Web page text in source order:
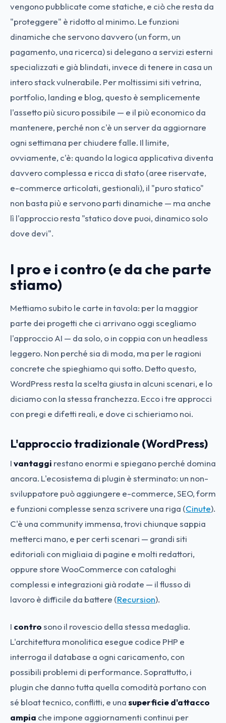
vengono pubblicate come statiche, e ciò che resta da
"proteggere" è ridotto al minimo. Le funzioni
dinamiche che servono davvero (un form, un
pagamento, una ricerca) si delegano a servizi esterni
specializzati e già blindati, invece di tenere in casa un
intero stack vulnerabile. Per moltissimi siti vetrina,
portfolio, landing e blog, questo è semplicemente
l'assetto più sicuro possibile — e il più economico da
mantenere, perché non c'è un server da aggiornare
ogni settimana per chiudere falle. Il limite,
ovviamente, c'è: quando la logica applicativa diventa
davvero complessa e ricca di stato (aree riservate,
e-commerce articolati, gestionali), il "puro statico"
non basta più e servono parti dinamiche — ma anche
lì l'approccio resta "statico dove puoi, dinamico solo
dove devi".
I pro e i contro (e da che parte
stiamo)
Mettiamo subito le carte in tavola: per la maggior
parte dei progetti che ci arrivano oggi scegliamo
l'approccio AI — da solo, o in coppia con un headless
leggero. Non perché sia di moda, ma per le ragioni
concrete che spieghiamo qui sotto. Detto questo,
WordPress resta la scelta giusta in alcuni scenari, e lo
diciamo con la stessa franchezza. Ecco i tre approcci
con pregi e difetti reali, e dove ci schieriamo noi.
L'approccio tradizionale (WordPress)
Ivantaggi restano enormi e spiegano perché domina
ancora. L'ecosistema di plugin è sterminato: un non-
sviluppatore può aggiungere e-commerce, SEO, form
e funzioni complesse senza scrivere una riga (Cinute).
C'è una community immensa, trovi chiunque sappia
metterci mano, e per certi scenari — grandi siti
editoriali con migliaia di pagine e molti redattori,
oppure store WooCommerce con cataloghi
complessi e integrazioni già rodate — il flusso di
lavoro è difficile da battere (Recursion).
I controsono il rovescio della stessa medaglia.
L'architettura monolitica esegue codice PHP e
interroga il database a ogni caricamento, con
possibili problemi di performance. Soprattutto, i
plugin che danno tutta quella comodità portano con
sé bloat tecnico, conflitti, e unasuperficie d'attacco
ampia che impone aggiornamenti continui per